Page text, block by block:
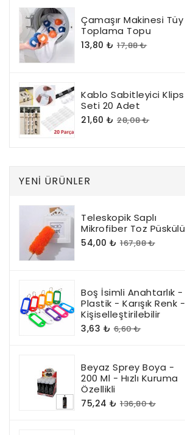
Çamaşır Makinesi Tüy
Toplama Topu
13,80 ₺ 17,88 ₺
Kablo Sabitleyici Klips
Seti 20 Adet
21,60 ₺ 28,08 ₺
YENI ÜRÜNLER
Teleskopik Saplı
Mikrofiber Toz Püskülü
54,00 ₺ 167,88 ₺
Boş İsimli Anahtarlık -
Plastik - Karışık Renk -
Kişiselleştirilebilir
3,63 ₺ 6,60 ₺
Beyaz Sprey Boya -
200 Ml - Hızlı Kuruma
Özellikli
75,24 ₺ 136,80 ₺